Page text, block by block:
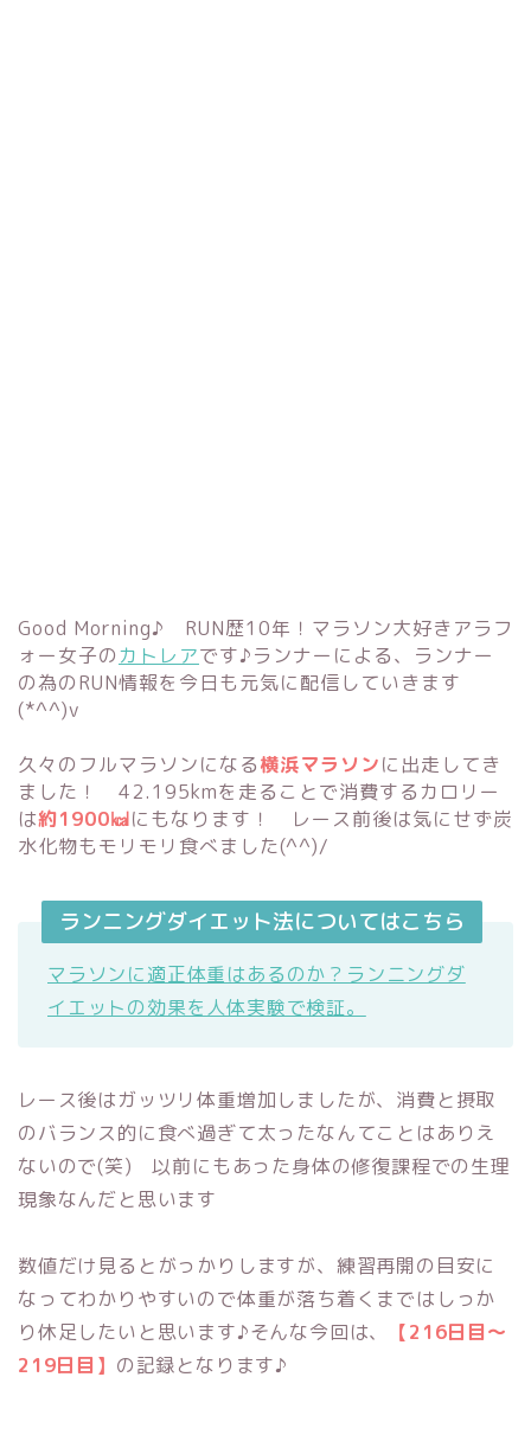
Good Morning♪ RUN歴10年！マラソン大好きアラフ
ォー女子のカトレアです♪ランナーによる、ランナー
の為のRUN情報を今日も元気に配信していきます
(*^^)v
久々のフルマラソンになる横浜マラソンに出走してき
ました！ 42.195kmを走ることで消費するカロリー
は約1900㎉にもなります！ レース前後は気にせず炭
水化物もモリモリ食べました(^^)/
ランニングダイエット法についてはこちら
マラソンに適正体重はあるのか？ランニングダ
イエットの効果を人体実験で検証。
レース後はガッツリ体重増加しましたが、消費と摂取
のバランス的に食べ過ぎて太ったなんてことはありえ
ないので(笑) 以前にもあった身体の修復課程での生理
現象なんだと思います
数値だけ見るとがっかりしますが、練習再開の目安に
なってわかりやすいので体重が落ち着くまではしっか
り休足したいと思います♪そんな今回は、
【216日目～
219日目】 の記録となります♪